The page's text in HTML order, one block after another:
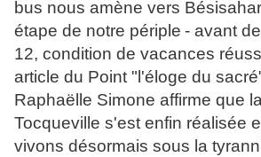
bus nous amène vers
étape de notre périple - avant
12, condition de vacances
article du Point " l'éloge du
Raphaëlle Simone affirme que
Tocqueville s'est enfin réalisée
vivons désormais sous la